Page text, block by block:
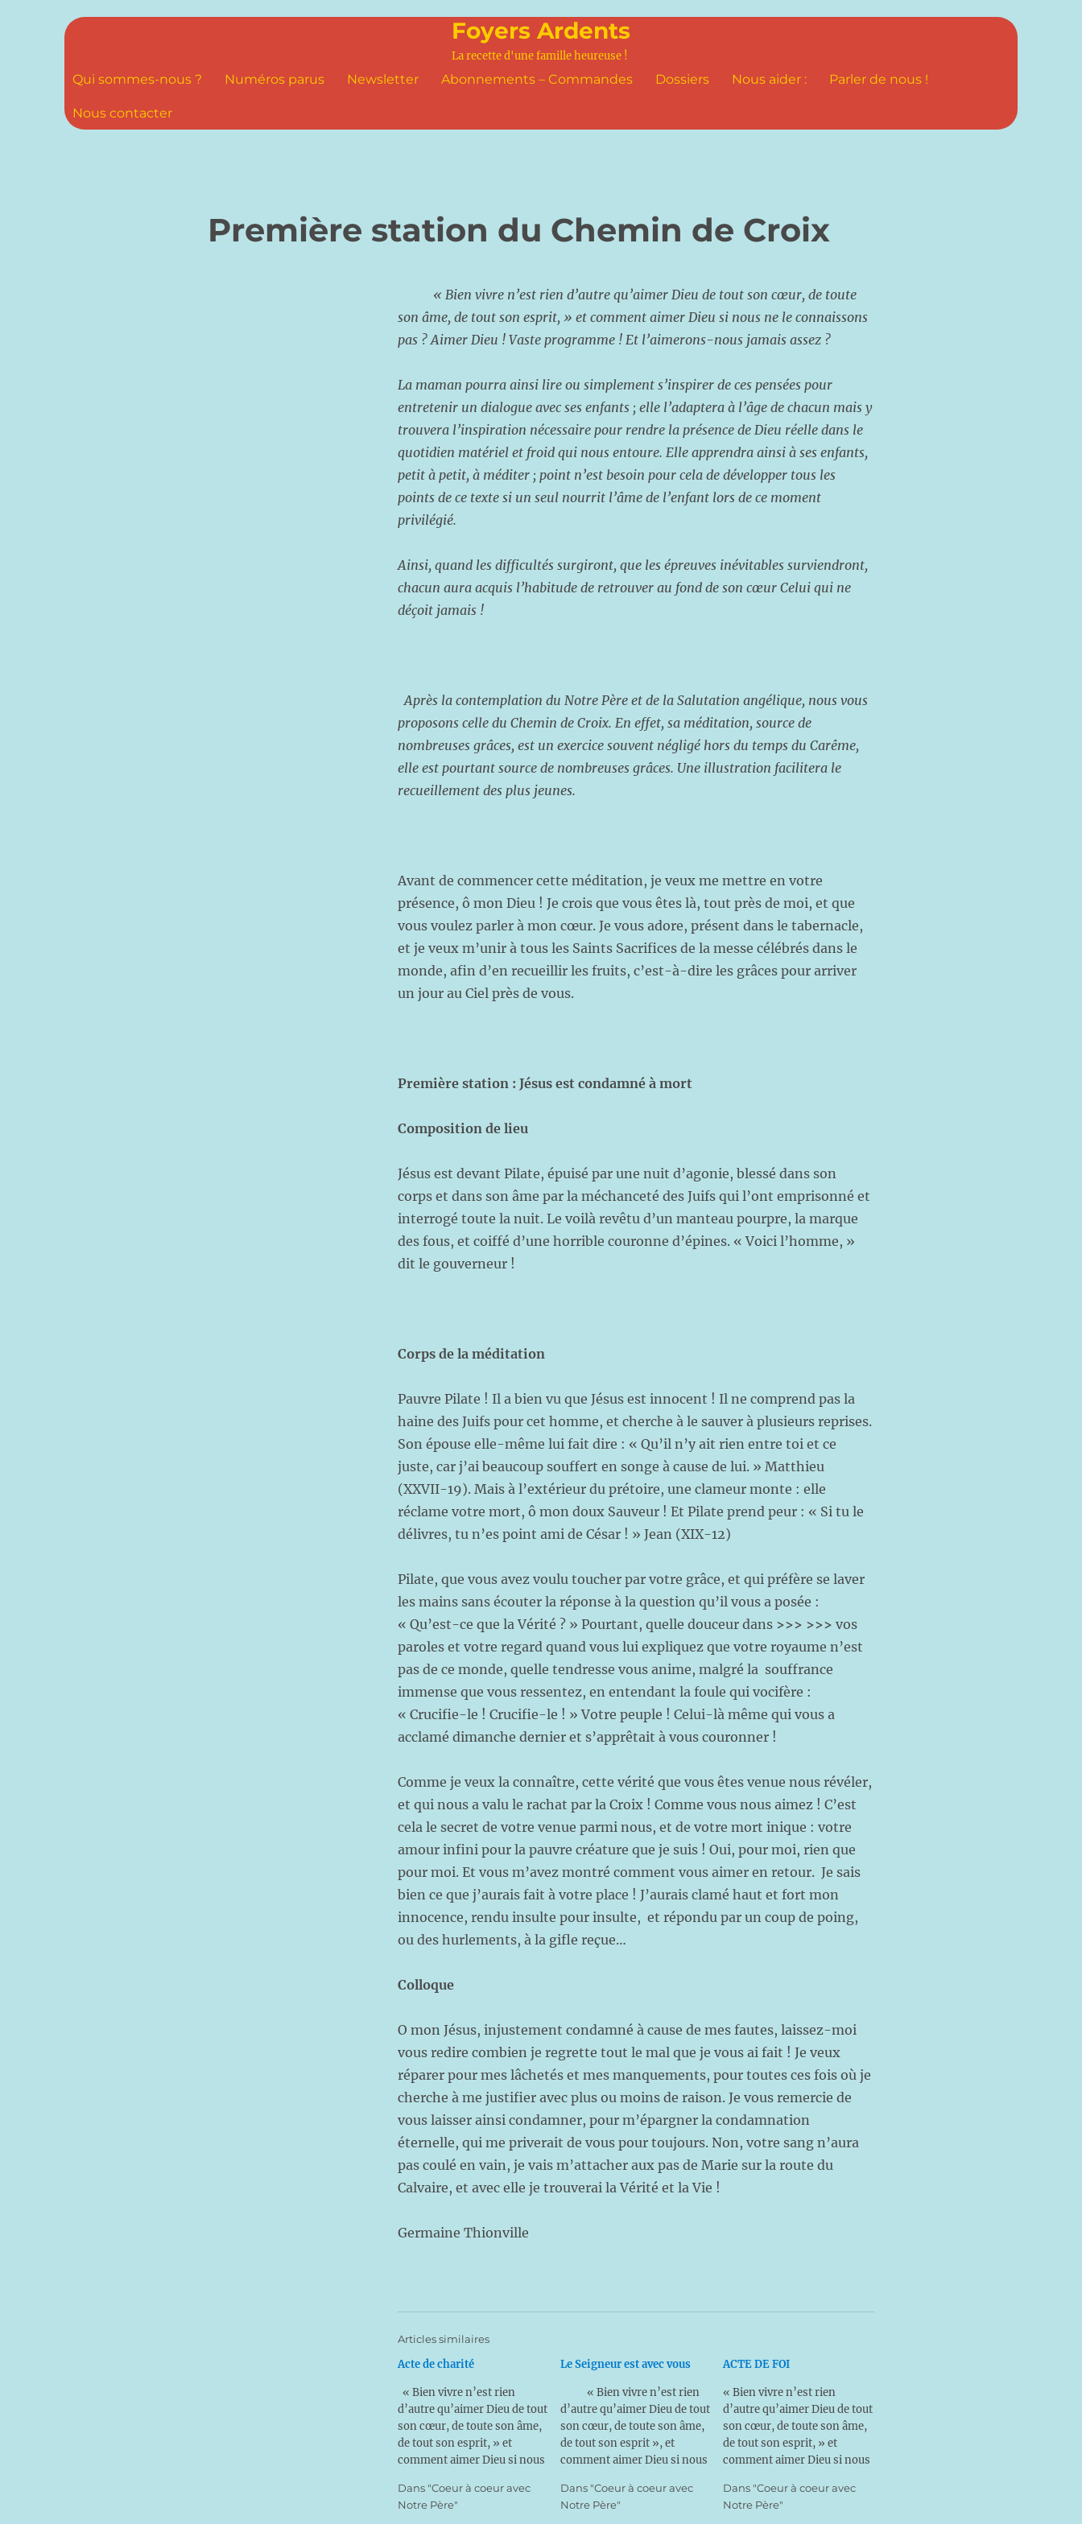
Foyers Ardents
La recette d'une famille heureuse !
Qui sommes-nous ? Numéros parus Newsletter Abonnements – Commandes Dossiers Nous aider : Parler de nous !
Nous contacter
Première station du Chemin de Croix
« Bien vivre n’est rien d’autre qu’aimer Dieu de tout son cœur, de toute
son âme, de tout son esprit, »et comment aimer Dieu si nous ne le connaissons
pas ? Aimer Dieu ! Vaste programme ! Et l’aimerons-nous jamais assez ?
La maman pourra ainsi lire ou simplement s’inspirer de ces pensées pour
entretenir un dialogue avec ses enfants ; elle l’adaptera à l’âge de chacun mais y
trouvera l’inspiration nécessaire pour rendre la présence de Dieu réelle dans le
quotidien matériel et froid qui nous entoure. Elle apprendra ainsi à ses enfants,
petit à petit, à méditer ; point n’est besoin pour cela de développer tous les
points de ce texte si un seul nourrit l’âme de l’enfant lors de ce moment
privilégié.
Ainsi, quand les difficultés surgiront, que les épreuves inévitables surviendront,
chacun aura acquis l’habitude de retrouver au fond de son cœur Celui qui ne
déçoit jamais !
Après la contemplation du Notre Père et de la Salutation angélique, nous vous
proposons celle du Chemin de Croix. En effet, sa méditation, source de
nombreuses grâces, est un exercice souvent négligé hors du temps du Carême,
elle est pourtant source de nombreuses grâces. Une illustration facilitera le
recueillement des plus jeunes.
Avant de commencer cette méditation, je veux me mettre en votre
présence, ô mon Dieu ! Je crois que vous êtes là, tout près de moi, et que
vous voulez parler à mon cœur. Je vous adore, présent dans le tabernacle,
et je veux m’unir à tous les Saints Sacrifices de la messe célébrés dans le
monde, afin d’en recueillir les fruits, c’est-à-dire les grâces pour arriver
un jour au Ciel près de vous.
Première station : Jésus est condamné à mort
Composition de lieu
Jésus est devant Pilate, épuisé par une nuit d’agonie, blessé dans son
corps et dans son âme par la méchanceté des Juifs qui l’ont emprisonné et
interrogé toute la nuit. Le voilà revêtu d’un manteau pourpre, la marque
des fous, et coiffé d’une horrible couronne d’épines. « Voici l’homme, »
dit le gouverneur !
Corps de la méditation
Pauvre Pilate ! Il a bien vu que Jésus est innocent ! Il ne comprend pas la
haine des Juifs pour cet homme, et cherche à le sauver à plusieurs reprises.
Son épouse elle-même lui fait dire : « Qu’il n’y ait rien entre toi et ce
juste, car j’ai beaucoup souffert en songe à cause de lui. » Matthieu
(XXVII-19). Mais à l’extérieur du prétoire, une clameur monte : elle
réclame votre mort, ô mon doux Sauveur ! Et Pilate prend peur : « Si tu le
délivres, tu n’es point ami de César ! » Jean (XIX-12)
Pilate, que vous avez voulu toucher par votre grâce, et qui préfère se laver
les mains sans écouter la réponse à la question qu’il vous a posée :
« Qu’est-ce que la Vérité ? » Pourtant, quelle douceur dans >>> >>> vos
paroles et votre regard quand vous lui expliquez que votre royaume n’est
pas de ce monde, quelle tendresse vous anime, malgré la souffrance
immense que vous ressentez, en entendant la foule qui vocifère :
« Crucifie-le ! Crucifie-le ! » Votre peuple ! Celui-là même qui vous a
acclamé dimanche dernier et s’apprêtait à vous couronner !
Comme je veux la connaître, cette vérité que vous êtes venue nous révéler,
et qui nous a valu le rachat par la Croix ! Comme vous nous aimez ! C’est
cela le secret de votre venue parmi nous, et de votre mort inique : votre
amour infini pour la pauvre créature que je suis ! Oui, pour moi, rien que
pour moi. Et vous m’avez montré comment vous aimer en retour. Je sais
bien ce que j’aurais fait à votre place ! J’aurais clamé haut et fort mon
innocence, rendu insulte pour insulte, et répondu par un coup de poing,
ou des hurlements, à la gifle reçue…
Colloque
O mon Jésus, injustement condamné à cause de mes fautes, laissez-moi
vous redire combien je regrette tout le mal que je vous ai fait ! Je veux
réparer pour mes lâchetés et mes manquements, pour toutes ces fois où je
cherche à me justifier avec plus ou moins de raison. Je vous remercie de
vous laisser ainsi condamner, pour m’épargner la condamnation
éternelle, qui me priverait de vous pour toujours. Non, votre sang n’aura
pas coulé en vain, je vais m’attacher aux pas de Marie sur la route du
Calvaire, et avec elle je trouverai la Vérité et la Vie !
Germaine Thionville
Articles similaires
Acte de charité
« Bien vivre n’est rien
d’autre qu’aimer Dieu de tout
son cœur, de toute son âme,
de tout son esprit, » et
comment aimer Dieu si nous
Aimer Dieu ! Vaste
programme ! Et l’aimerons-
Dans "Coeur à coeur avec
Notre Père"
Le Seigneur est avec vous
« Bien vivre n’est rien
d’autre qu’aimer Dieu de tout
son cœur, de toute son âme,
de tout son esprit », et
comment aimer Dieu si nous
Aimer Dieu ! Vaste
programme ! Et l’aimerons-
Dans "Coeur à coeur avec
Notre Père"
ACTE DE FOI
« Bien vivre n’est rien
d’autre qu’aimer Dieu de tout
son cœur, de toute son âme,
de tout son esprit, » et
comment aimer Dieu si nous
Aimer Dieu ! Vaste
programme ! Et l’aimerons-
Dans "Coeur à coeur avec
Notre Père"